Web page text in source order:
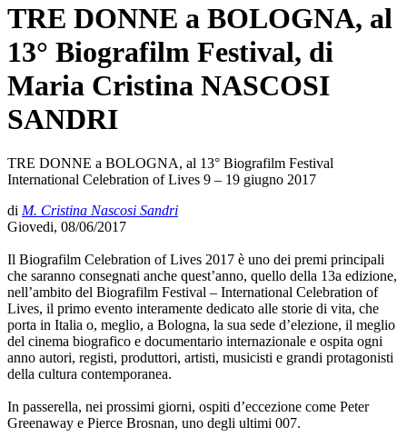
TRE DONNE a BOLOGNA, al
13° Biografilm Festival, di
Maria Cristina NASCOSI
SANDRI
TRE DONNE a BOLOGNA, al 13° Biografilm Festival
International Celebration of Lives 9 – 19 giugno 2017
di M. Cristina Nascosi Sandri
Giovedi, 08/06/2017
Il Biografilm Celebration of Lives 2017 è uno dei premi principali
che saranno consegnati anche quest’anno, quello della 13a edizione,
nell’ambito del Biografilm Festival – International Celebration of
Lives, il primo evento interamente dedicato alle storie di vita, che
porta in Italia o, meglio, a Bologna, la sua sede d’elezione, il meglio
del cinema biografico e documentario internazionale e ospita ogni
anno autori, registi, produttori, artisti, musicisti e grandi protagonisti
della cultura contemporanea.
In passerella, nei prossimi giorni, ospiti d’eccezione come Peter
Greenaway e Pierce Brosnan, uno degli ultimi 007.